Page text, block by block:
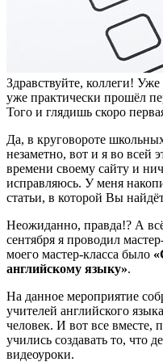
Здравствуйте, коллеги! Уже
уже практически прошёл
Того и глядишь скоро
Да, в круговороте
незаметно, вот и я во всей
времени своему сайту и
исправляюсь. У меня
статьи, в которой Вы
Неожиданно, правда!? А
сентября я проводил
моего мастер-класса было
английскому языку».
На данное мероприятие
учителей английского
человек. И вот все вместе,
учились создавать то, что
видеоуроки.